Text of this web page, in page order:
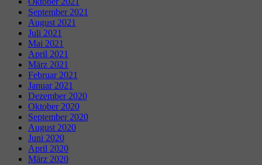
September 2021
August 2021
Juli 2021
Mai 2021
April 2021
März 2021
Februar 2021
Januar 2021
Dezember 2020
Oktober 2020
September 2020
August 2020
Juni 2020
April 2020
März 2020